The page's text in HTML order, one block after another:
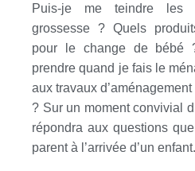
Puis-je me teindre les
grossesse ? Quels
pour le change de bébé
prendre quand je fais le
aux travaux
? Sur un moment convivial
répondra aux questions
parent à l’arrivée d’un enfant.